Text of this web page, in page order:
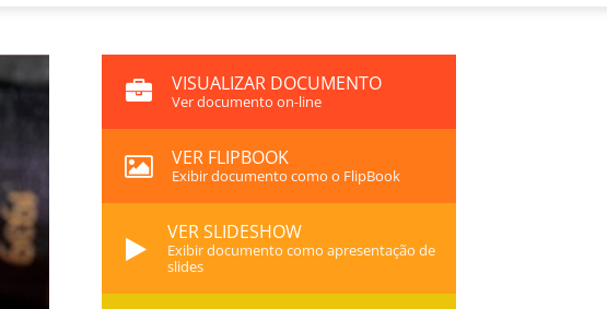
VISUALIZAR DOCUMENTO
Ver documento on-line
VER FLIPBOOK
Exibir documento como o FlipBook
VER SLIDESHOW
Exibir documento como apresentação de
slides